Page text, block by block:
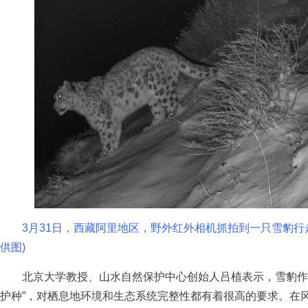
3月31日，西藏阿里地区，野外红外相机抓拍到一只雪豹行
供图)
北京大学教授、山水自然保护中心创始人吕植表示，雪豹作
护种”，对栖息地环境和生态系统完整性都有着很高的要求。在